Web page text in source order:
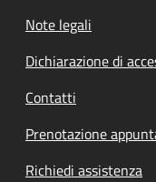
Note legali
Dichiarazione di
Contatti
Prenotazione
Richiedi assistenza